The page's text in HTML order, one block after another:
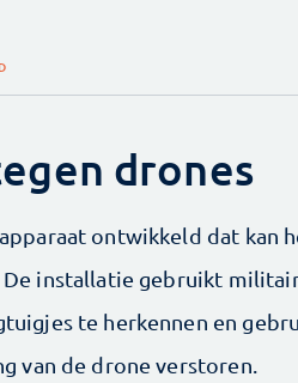
drones
ontwikkeld dat kan
installatie gebruikt
te herkennen en
van de drone verstoren.